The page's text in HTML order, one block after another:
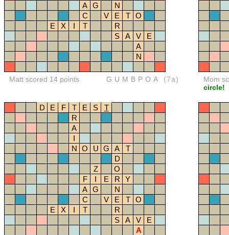
A G
N
C
V E T
O
E
X I T
R
S
A V
E
A
N
Matt scored 14 points GUMBPOA (7a)
Mom
circle!
D E F T E S
T
R
A
I
N O U G A
T
D
Z
O
F
I E R
Y
A G
N
C
V E T
O
E
X I T
R
S
A V
E
A